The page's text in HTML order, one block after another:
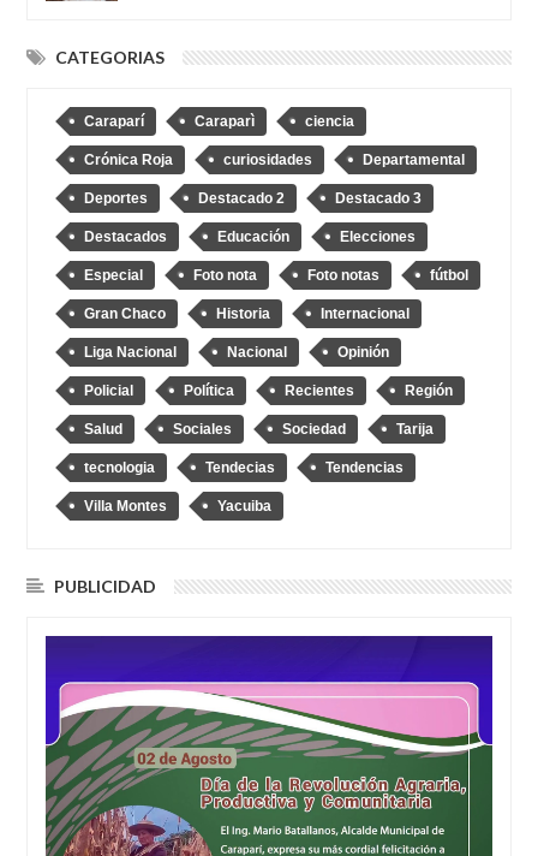
CATEGORIAS
Caraparí Caraparì ciencia
Crónica Roja curiosidades Departamental
Deportes Destacado 2 Destacado 3
Destacados Educación Elecciones
Especial Foto nota Foto notas fútbol
Gran Chaco Historia Internacional
Liga Nacional Nacional Opinión
Policial Política Recientes Región
Salud Sociales Sociedad Tarija
tecnologia Tendecias Tendencias
Villa Montes Yacuiba
PUBLICIDAD